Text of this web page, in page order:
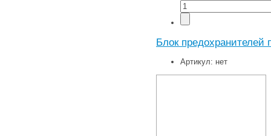
Блок предохранителей
Артикул: нет